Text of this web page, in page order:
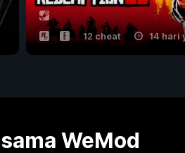
12 cheat 14 hari
WeMod